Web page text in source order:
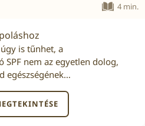
4 min.
is tűnhet, a
nem az egyetlen dolog,
egészségének…